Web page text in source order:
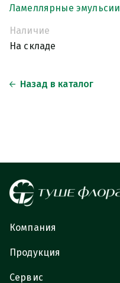
Ламеллярные эмульсии
Наличие
На складе
Назад в каталог
Компания
Продукция
Сервис